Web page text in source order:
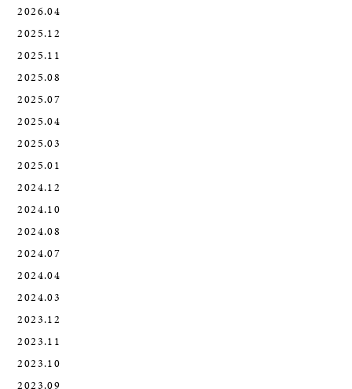
2026.04
2025.12
2025.11
2025.08
2025.07
2025.04
2025.03
2025.01
2024.12
2024.10
2024.08
2024.07
2024.04
2024.03
2023.12
2023.11
2023.10
2023.09